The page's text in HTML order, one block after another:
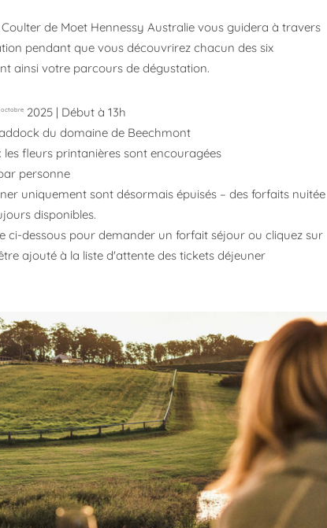
Coulter de Moet Hennessy Australie vous guidera à travers
pendant que vous découvrirez chacun des six
ainsi votre parcours de dégustation.
octobre 2025 | Début à 13h
du domaine de Beechmont
les fleurs printanières sont encouragées
personne
uniquement sont désormais épuisés – des forfaits nuitée
disponibles.
ci-dessous pour demander un forfait séjour ou cliquez sur
ajouté à la liste d'attente des tickets déjeuner